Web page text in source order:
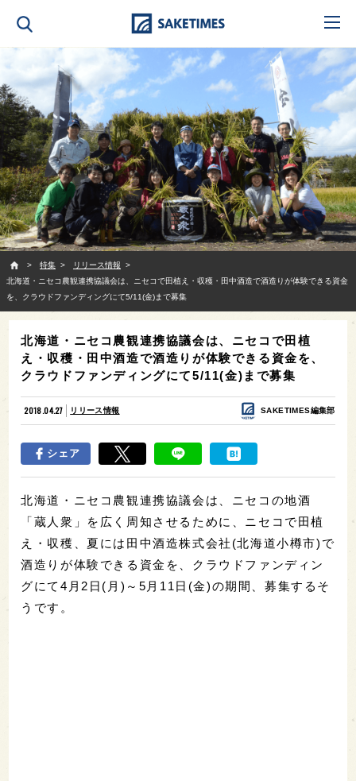
特集
リリース情報
北海道・ニセコ農観連携協議会は、ニセコで田植え・収穫・田中酒造で酒造りが体験できる資金
を、クラウドファンディングにて5/11(金)まで募集
北海道・ニセコ農観連携協議会は、ニセコで田植
え・収穫・田中酒造で酒造りが体験できる資金を、
クラウドファンディングにて5/11(金)まで募集
2018.04.27 リリース情報 SAKETIMES編集部
シェア
北海道・ニセコ農観連携協議会は、ニセコの地酒
「蔵人衆」を広く周知させるために、ニセコで田植
え・収穫、夏には田中酒造株式会社(北海道小樽市)で
酒造りが体験できる資金を、クラウドファンディン
グにて4月2日(月)～5月11日(金)の期間、募集するそ
うです。